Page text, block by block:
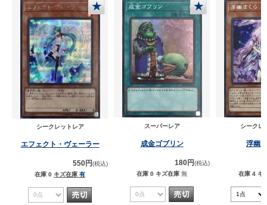
★
シークレットレア
エフェクト・ヴェーラー
550円(税込)
在庫 0 キズ在庫 有
★
スーパーレア
成金ゴブリン
180円(税込)
在庫 0 キズ在庫 無
シークレ
浮幽
在庫 4 キ